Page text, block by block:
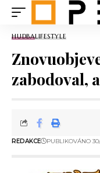
HUDBALIFESTYLE
zabodoval,
REDAKCE PUBLIKOVÁNO